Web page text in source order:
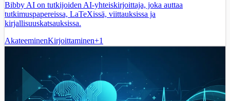
Bibby AI on tutkijoiden AI-yhteiskirjoittaja, joka auttaa
tutkimuspapereissa, LaTeXissä, viittauksissa ja
kirjallisuuskatsauksissa.
AkateeminenKirjoittaminen+1